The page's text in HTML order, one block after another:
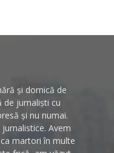
și dornică de
de jurnaliști cu
și nu numai.
Avem
martori în multe